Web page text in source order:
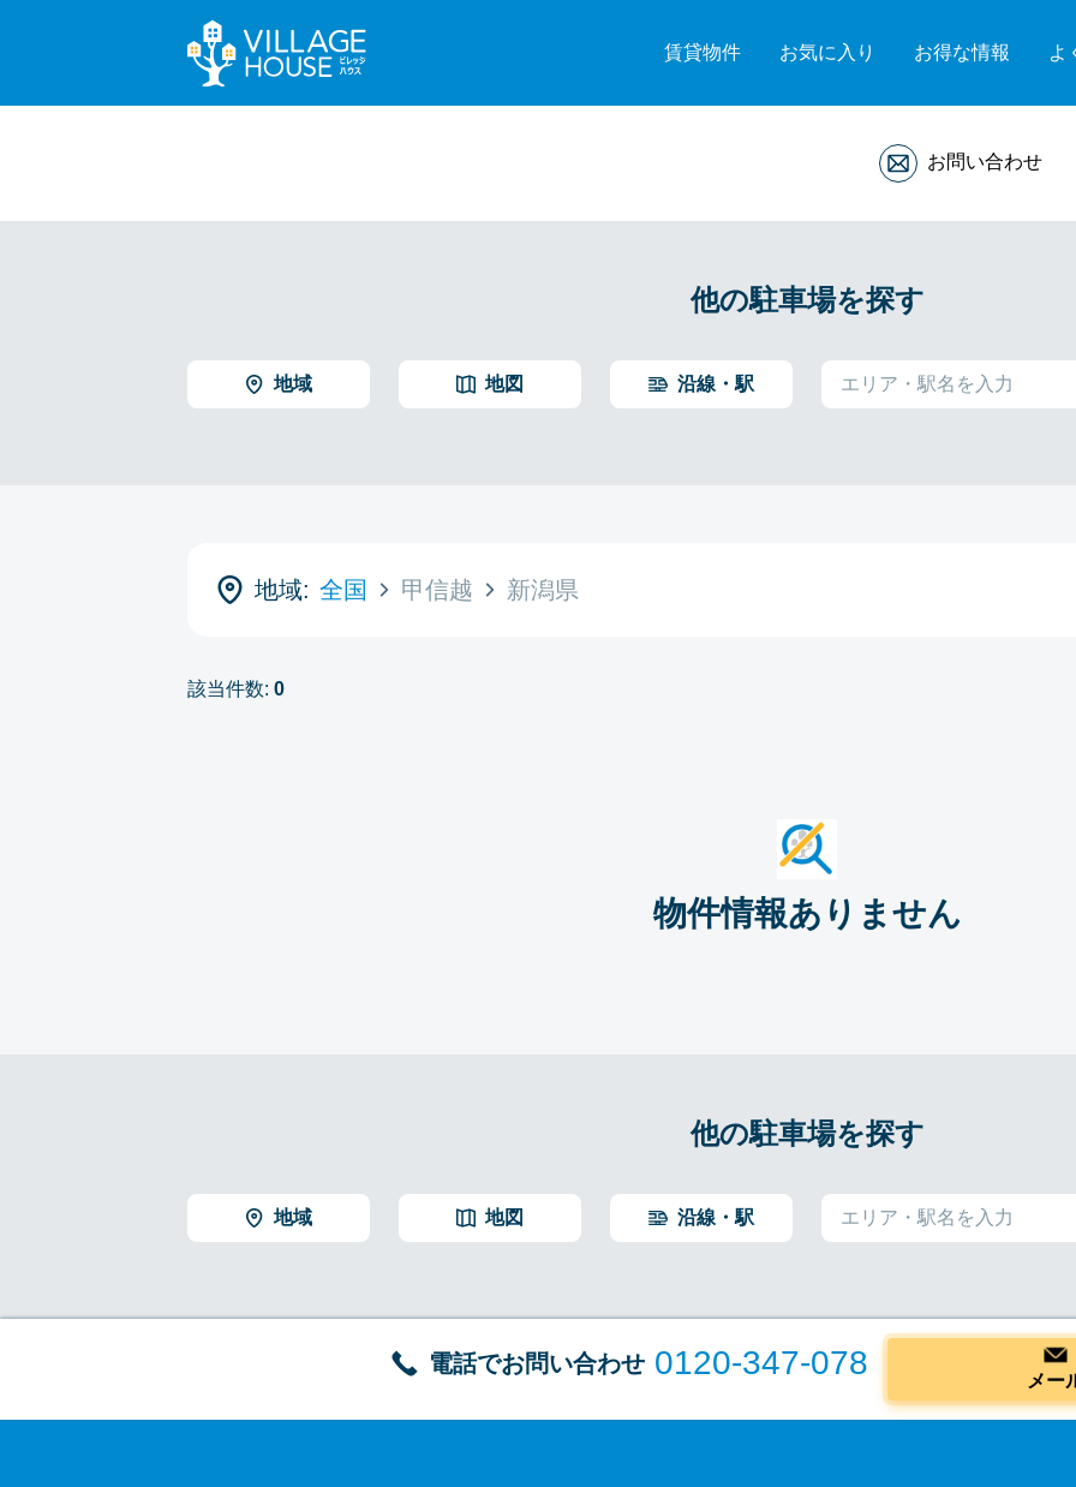
賃貸物件 お気に入り お得な情報 よ
お問い合わせ
他の駐車場を探す
地域 地図 沿線・駅
地域: 全国 甲信越 新潟県
該当件数: 0
物件情報ありません
他の駐車場を探す
地域 地図 沿線・駅
電話でお問い合わせ 0120-347-078 メー